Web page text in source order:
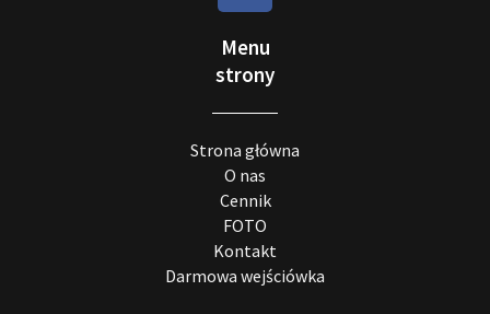
Menu
strony
Strona główna
O nas
Cennik
FOTO
Kontakt
Darmowa wejściówka